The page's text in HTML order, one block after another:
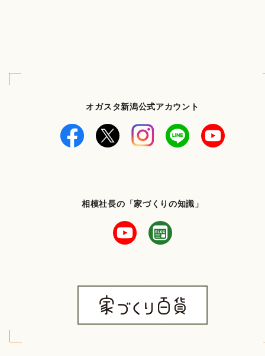
オガスタ新潟公式アカウント
相模社長の「家づくりの知識」